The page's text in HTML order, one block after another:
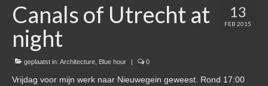
Contact
13
FEB 2015
Canals of Utrecht at
night
geplaatst in: Architecture Blue hour | 0
Vrijdag voor mijn werk naar Nieuwegein geweest. Rond 17:00